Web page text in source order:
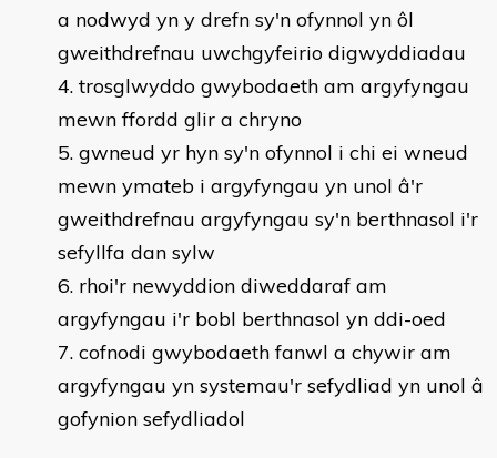
a nodwyd yn y drefn sy'n ofynnol yn ôl
gweithdrefnau uwchgyfeirio digwyddiadau
4. trosglwyddo gwybodaeth am argyfyngau
mewn ffordd glir a chryno
5. gwneud yr hyn sy'n ofynnol i chi ei wneud
mewn ymateb i argyfyngau yn unol â'r
gweithdrefnau argyfyngau sy'n berthnasol i'r
sefyllfa dan sylw
6. rhoi'r newyddion diweddaraf am
argyfyngau i'r bobl berthnasol yn ddi-oed
7. cofnodi gwybodaeth fanwl a chywir am
argyfyngau yn systemau'r sefydliad yn unol â
gofynion sefydliadol